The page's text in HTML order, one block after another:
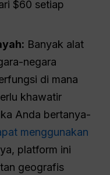
$60 setiap
Banyak alat
negara
di mana
khawatir
Anda bertanya-
menggunakan
platform ini
geografis